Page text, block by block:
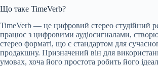
Що таке TimeVerb?
TimeVerb — це цифровий стерео студійний
працює з цифровими аудіосигналами,
стерео форматі, що є стандартом для
продакшну. Призначений він для
умовах, хоча його простота робить його